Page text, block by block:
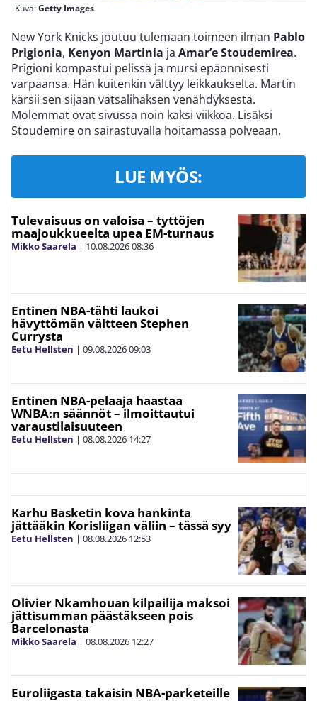
Kuva:Getty Images
New York Knicks joutuu tulemaan toimeen ilman Pablo
Prigionia, Kenyon Martinia ja Amar’e Stoudemirea.
Prigioni kompastui pelissä ja mursi epäonnisesti
varpaansa. Hän kuitenkin välttyy leikkaukselta. Martin
kärsii sen sijaan vatsalihaksen venähdyksestä.
Molemmat ovat sivussa noin kaksi viikkoa. Lisäksi
Stoudemire on sairastuvalla hoitamassa polveaan.
LUE MYÖS:
Tulevaisuus on valoisa – tyttöjen
maajoukkueelta upea EM-turnaus
Mikko Saarela | 10.08.202608:36
Entinen NBA-tähti laukoi
hävyttömän väitteen Stephen
Currysta
Eetu Hellsten | 09.08.202609:03
Entinen NBA-pelaaja haastaa
WNBA:n säännöt – ilmoittautui
varaustilaisuuteen
Eetu Hellsten | 08.08.2026 14:27
Karhu Basketin kova hankinta
jättääkin Korisliigan väliin – tässä syy
Eetu Hellsten | 08.08.2026 12:53
Olivier Nkamhouan kilpailija maksoi
jättisumman päästäkseen pois
Barcelonasta
Mikko Saarela | 08.08.2026 12:27
Euroliigasta takaisin NBA-parketeille